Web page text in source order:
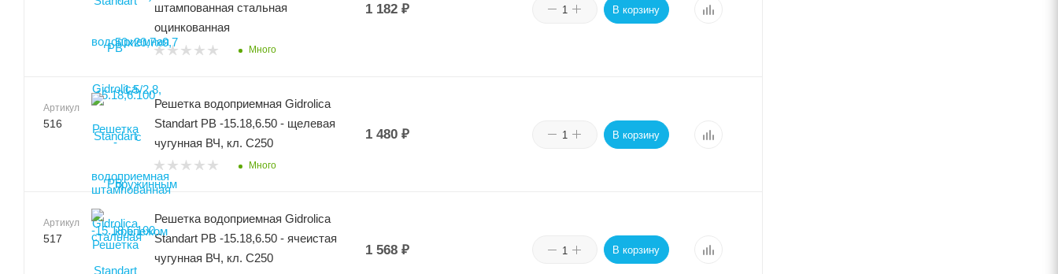
штампованная стальная
оцинкованная
Много
1 182₽ В корзину
Артикул
516
Решетка водоприемная Gidrolica
Standart РВ -15.18,6.50 - щелевая
чугунная ВЧ, кл. С250
Много
1 480₽ В корзину
Артикул
517
Решетка водоприемная Gidrolica
Standart РВ -15.18,6.50 - ячеистая
чугунная ВЧ, кл. С250
1 568₽ В корзину